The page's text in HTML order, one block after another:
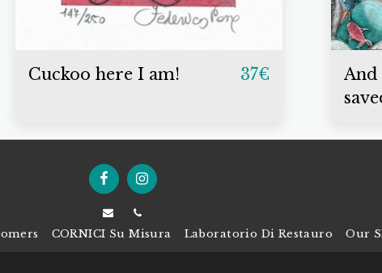
Cuckoo here I am! 37€
And
CORNICI Su Misura Laboratorio Di Restauro Our